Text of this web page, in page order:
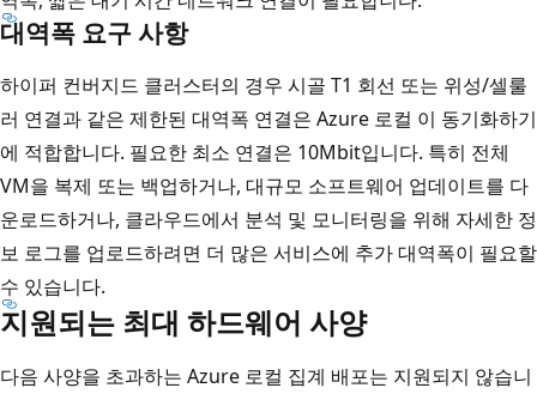
대역폭 요구 사항
하이퍼 컨버지드 클러스터의 경우 시골 T1 회선 또는 위성/셀룰
러 연결과 같은 제한된 대역폭 연결은 Azure 로컬 이 동기화하기
에 적합합니다. 필요한 최소 연결은 10Mbit입니다. 특히 전체
VM을 복제 또는 백업하거나, 대규모 소프트웨어 업데이트를 다
운로드하거나, 클라우드에서 분석 및 모니터링을 위해 자세한 정
보 로그를 업로드하려면 더 많은 서비스에 추가 대역폭이 필요할
수 있습니다.
지원되는 최대 하드웨어 사양
다음 사양을 초과하는 Azure 로컬 집계 배포는 지원되지 않습니